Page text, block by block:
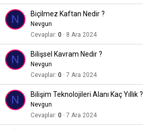
N Biçilmez Kaftan Nedir ?
Nevgun
Cevaplar 0 8 Ara 2024
N Bilişsel Kavram Nedir ?
Nevgun
Cevaplar 0 7 Ara 2024
N Bilişim Teknolojileri Alanı Kaç Yıllık ?
Nevgun
Cevaplar 0 7 Ara 2024